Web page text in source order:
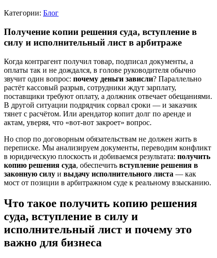
Категории: Блог
Получение копии решения суда, вступление в
силу и исполнительный лист в арбитраже
Когда контрагент получил товар, подписал документы, а
оплаты так и не дождался, в голове руководителя обычно
звучит один вопрос: почему деньги зависли? Параллельно
растёт кассовый разрыв, сотрудники ждут зарплату,
поставщики требуют оплату, а должник отвечает обещаниями.
В другой ситуации подрядчик сорвал сроки — и заказчик
тянет с расчётом. Или арендатор копит долг по аренде и
актам, уверяя, что «вот-вот закроет» вопрос.
Но спор по договорным обязательствам не должен жить в
переписке. Мы анализируем документы, переводим конфликт
в юридическую плоскость и добиваемся результата: получить
копию решения суда, обеспечить вступление решения в
законную силу и выдачу исполнительного листа — как
мост от позиции в арбитражном суде к реальному взысканию.
Что такое получить копию решения
суда, вступление в силу и
исполнительный лист и почему это
важно для бизнеса